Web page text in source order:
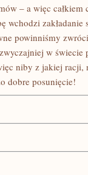
– a więc całkiem
wchodzi
powinniśmy
w świecie
niby z jakiej
dobre posunięcie!